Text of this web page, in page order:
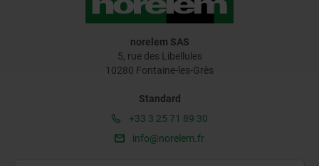
norelem SAS
5, rue des Libellules
10280 Fontaine-les-Grès
Standard
+33 3 25 71 89 30
info@norelem.fr